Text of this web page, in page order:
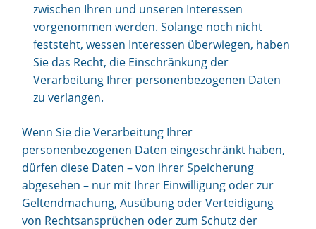
zwischen Ihren und unseren Interessen
vorgenommen werden. Solange noch nicht
feststeht, wessen Interessen überwiegen, haben
Sie das Recht, die Einschränkung der
Verarbeitung Ihrer personenbezogenen Daten
zu verlangen.
Wenn Sie die Verarbeitung Ihrer
personenbezogenen Daten eingeschränkt haben,
dürfen diese Daten – von ihrer Speicherung
abgesehen – nur mit Ihrer Einwilligung oder zur
Geltendmachung, Ausübung oder Verteidigung
von Rechtsansprüchen oder zum Schutz der